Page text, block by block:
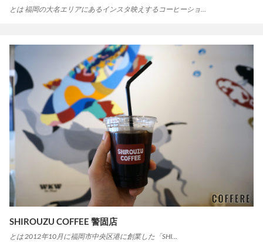
とは 福岡の大名エリアにあるインスタ映えするコーヒーショ…
SHIROUZU COFFEE 警固店
とは 2012年10月に福岡市中央区港に創業した「SHI…